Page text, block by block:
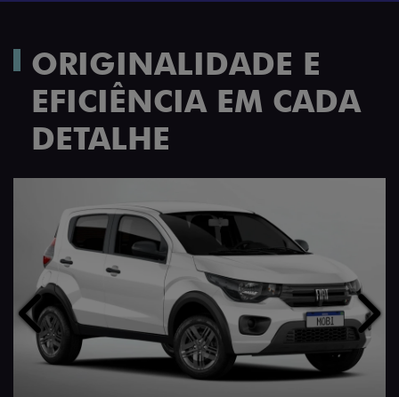
ORIGINALIDADE E
EFICIÊNCIA EM CADA
DETALHE
Anterior